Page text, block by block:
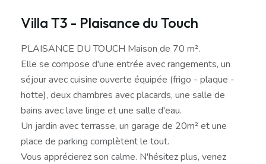
Villa T3 - Plaisance du Touch
PLAISANCE DU TOUCH Maison de 70 m².
Elle se compose d'une entrée avec rangements, un
séjour avec cuisine ouverte équipée (frigo - plaque -
hotte), deux chambres avec placards, une salle de
bains avec lave linge et une salle d'eau.
Un jardin avec terrasse, un garage de 20m² et une
place de parking complètent le tout.
Vous apprécierez son calme. N'hésitez plus, venez